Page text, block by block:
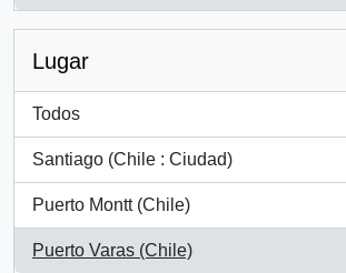
Lugar
Todos
Santiago (Chile : Ciudad)
, 1 resultados
Puerto Montt (Chile)
, 1 resultados
Puerto Varas (Chile)
, 1 resultados